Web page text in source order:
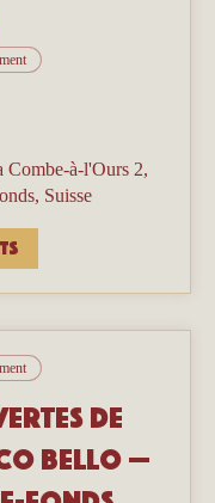
Combe-à-l'Ours 2,
Suisse
de
Bello —